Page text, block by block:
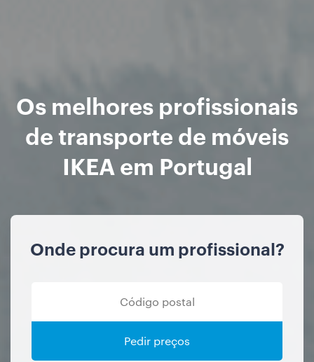
Os melhores profissionais
de transporte de móveis
IKEA em Portugal
Onde procura um profissional?
Pedir preços